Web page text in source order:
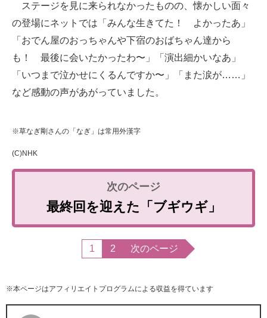
ステージを見に来られなかったものの、懐かしい面々
の登場にネットでは「みんな生きてた！ よかったあ」
「おでん屋のおっちゃんや下宿のおばちゃん達から
も！ 最後に会いたかったわ〜」「演出細かいなあ」
「いつまで泣かせにくるんですか〜」「また涙が……」
など感動の声があがっていました。
※草なぎ剛さんの「なぎ」は常用外漢字
(C)NHK
最終回を迎えた「ブギウギ」
1 2 次のページ
※本ページはアフィリエイトプログラムによる収益を得ています